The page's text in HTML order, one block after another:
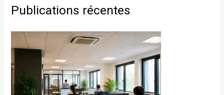
Publications récentes